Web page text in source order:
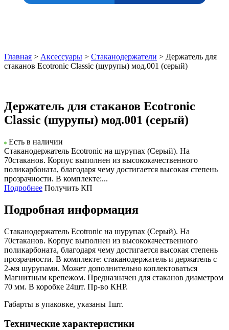
Главная > Аксессуары > Стаканодержатели > Держатель для
стаканов Ecotronic Classic (шурупы) мод.001 (серый)
Держатель для стаканов Ecotronic
Classic (шурупы) мод.001 (серый)
Есть в наличии
Стаканодержатель Ecotronic на шурупах (Серый). На
70стаканов. Корпус выполнен из высококачественного
поликарбоната, благодаря чему достигается высокая степень
прозрачности. В комплекте:...
Подробнее Получить КП
Подробная информация
Стаканодержатель Ecotronic на шурупах (Серый). На
70стаканов. Корпус выполнен из высококачественного
поликарбоната, благодаря чему достигается высокая степень
прозрачности. В комплекте: стаканодержатель и держатель с
2-мя шурупами. Может дополнительно коплектоваться
Магнитным крепежом. Предназначен для стаканов диаметром
70 мм. В коробке 24шт. Пр-во КНР.
Габарты в упаковке, указаны 1шт.
Технические характеристики